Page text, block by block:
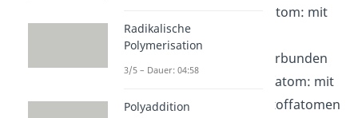
Kohlenstoffatom: mit
drei weiteren
Kohlenstoffatomen verbunden
Kohlenstoffatom: mit
vier weiteren Kohlenstoffatomen
Radikalische
Polymerisation
3/5 – Dauer: 04:58
Polyaddition